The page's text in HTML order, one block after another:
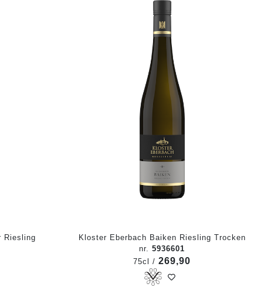
Riesling
Kloster Eberbach Baiken Riesling Trocken
nr.5936601
75cl / 269,90